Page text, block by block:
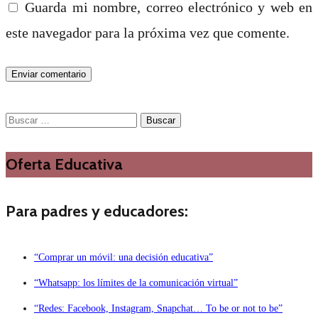
Guarda mi nombre, correo electrónico y web en
este navegador para la próxima vez que comente.
Buscar:
Oferta Educativa
Para padres y educadores:
“Comprar un móvil: una decisión educativa”
“Whatsapp: los límites de la comunicación virtual”
“Redes: Facebook, Instagram, Snapchat… To be or not to be”